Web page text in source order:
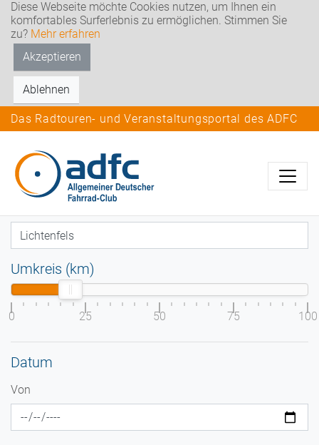
Diese Webseite möchte Cookies nutzen, um Ihnen ein
komfortables Surferlebnis zu ermöglichen. Stimmen Sie
zu? Mehr erfahren
Akzeptieren
Ablehnen
Das Radtouren- und Veranstaltungsportal des ADFC
Umkreis (km)
0 25 50 75 100
Datum
Von